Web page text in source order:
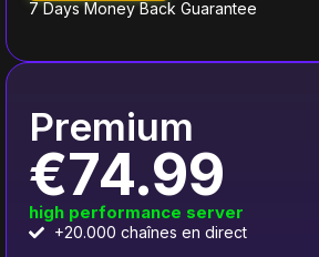
7 Days Money Back Guarantee
Premium
€74.99
high performance server
+20.000 chaînes en direct